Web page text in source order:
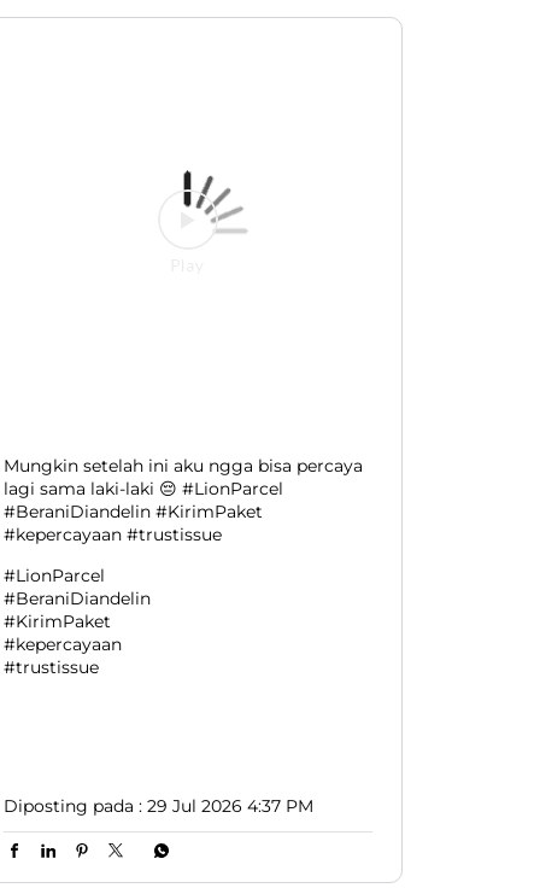
lagi sama laki-laki 😔 #LionParcel
#BeraniDiandelin #KirimPaket
#kepercayaan #trustissue